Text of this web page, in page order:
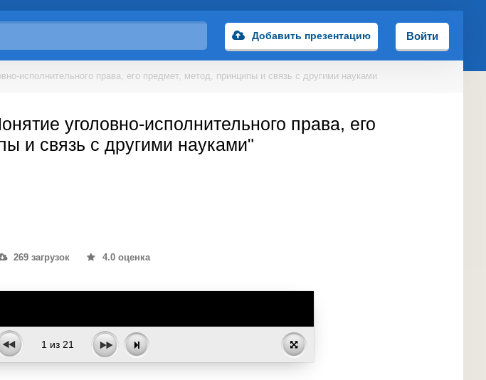
Добавить презентацию Войти
исполнительного права, его предмет, метод, принципы и связь с другими науками
уголовно-исполнительного права, его
и связь с другими науками"
269 загрузок 4.0 оценка
1 из 21